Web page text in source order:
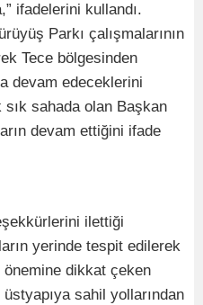
ifadelerini kullandı.
Parkı çalışmalarının
Tece bölgesinden
devam edeceklerini
sahada olan Başkan
devam ettiğini ifade
ilettiği
yerinde tespit edilerek
önemine dikkat çeken
sahil yollarından